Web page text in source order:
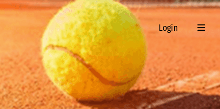
Login